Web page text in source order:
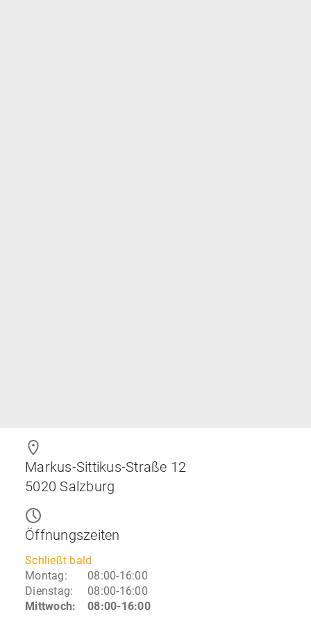
Markus-Sittikus-Straße 12
5020 Salzburg
Öffnungszeiten
Schließt bald
Montag:
08:00-16:00
Dienstag:
08:00-16:00
Mittwoch:
08:00-16:00